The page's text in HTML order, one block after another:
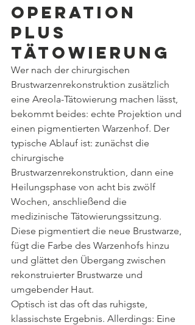
Operation
plus
Tätowierung
Wer nach der chirurgischen
Brustwarzenrekonstruktion zusätzlich
eine Areola-Tätowierung machen lässt,
bekommt beides: echte Projektion und
einen pigmentierten Warzenhof. Der
typische Ablauf ist: zunächst die
chirurgische
Brustwarzenrekonstruktion, dann eine
Heilungsphase von acht bis zwölf
Wochen, anschließend die
medizinische Tätowierungssitzung.
Diese pigmentiert die neue Brustwarze,
fügt die Farbe des Warzenhofs hinzu
und glättet den Übergang zwischen
rekonstruierter Brustwarze und
umgebender Haut.
Optisch ist das oft das ruhigste,
klassischste Ergebnis. Allerdings: Eine